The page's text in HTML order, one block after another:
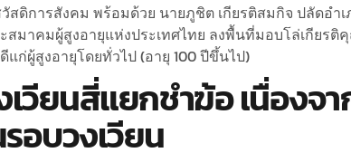
ดิการสังคม พร้อมด้วย นายภูชิต เกียรติสมกิจ ปลัดอำ
มาคมผู้สูงอายุแห่งประเทศไทย ลงพื้นที่มอบโล่เกียร
ก่ผู้สูงอายุโดยทั่วไป (อายุ 100 ปีขึ้นไป)
ยนสี่แยกชำฆ้อ เนื่องจ
อบวงเวียน